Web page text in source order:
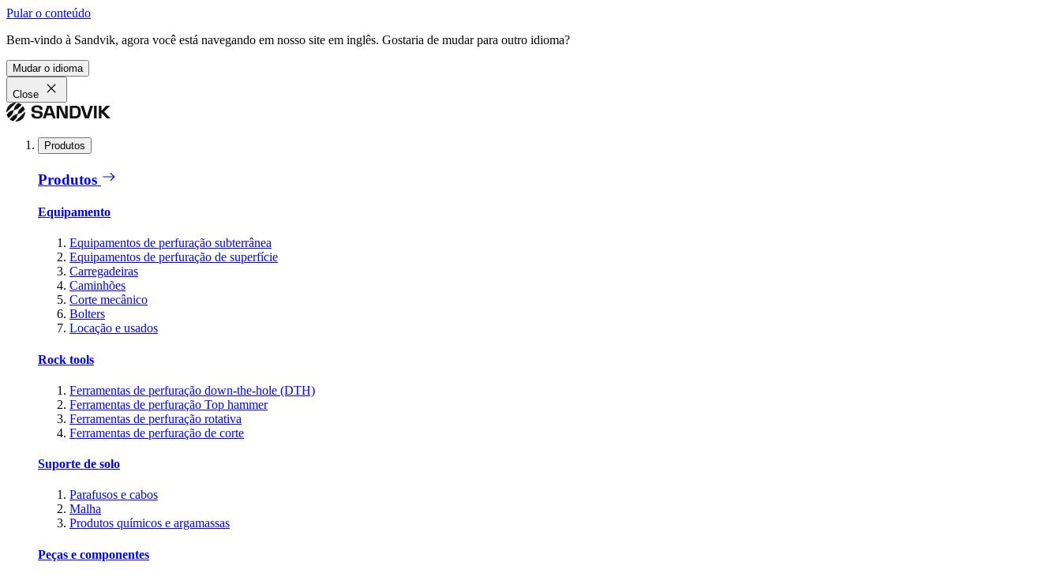
Pular o conteúdo
Bem-vindo à Sandvik, agora você está navegando em nosso site em inglês. Gostaria de mudar para outro idioma?
Mudar o idioma
Close
Produtos
Produtos
Equipamento
Equipamentos de perfuração subterrânea
Equipamentos de perfuração de superfície
Carregadeiras
Caminhões
Corte mecânico
Bolters
Locação e usados
Rock tools
Ferramentas de perfuração down-the-hole (DTH)
Ferramentas de perfuração Top hammer
Ferramentas de perfuração rotativa
Ferramentas de perfuração de corte
Suporte de solo
Parafusos e cabos
Malha
Produtos químicos e argamassas
Peças e componentes